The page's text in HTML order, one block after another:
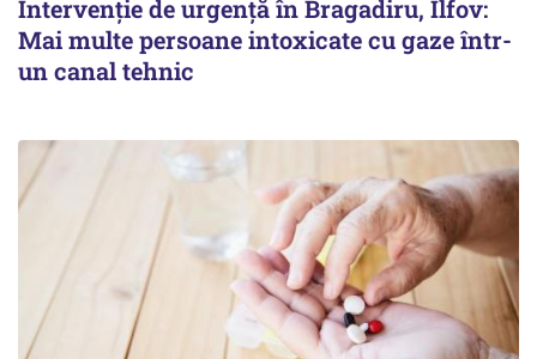
Intervenție de urgență în Bragadiru, Ilfov:
Mai multe persoane intoxicate cu gaze într-
un canal tehnic